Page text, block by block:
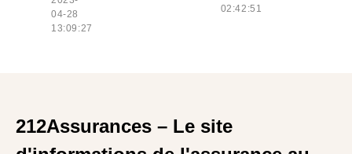
04-28
13:09:27
02:42:51
212Assurances – Le site